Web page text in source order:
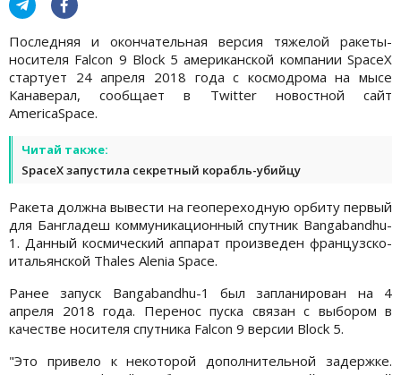
Последняя и окончательная версия тяжелой ракеты-
носителя Falcon 9 Block 5 американской компании SpaceX
стартует 24 апреля 2018 года с космодрома на мысе
Канаверал, сообщает в Twitter новостной сайт
AmericaSpace.
Читай также:
SpaceX запустила секретный корабль-убийцу
Ракета должна вывести на геопереходную орбиту первый
для Бангладеш коммуникационный спутник Bangabandhu-
1. Данный космический аппарат произведен французско-
итальянской Thales Alenia Space.
Ранее запуск Bangabandhu-1 был запланирован на 4
апреля 2018 года. Перенос пуска связан с выбором в
качестве носителя спутника Falcon 9 версии Block 5.
"Это привело к некоторой дополнительной задержке.